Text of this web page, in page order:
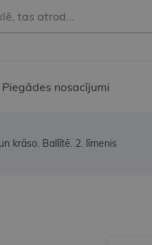
Piegādes nosacījumi
krāso. Ballītē. 2. līmenis